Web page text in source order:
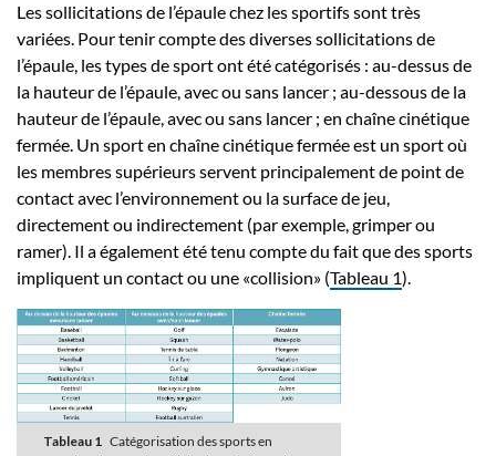
Les sollicitations de l’épaule chez les sportifs sont très
variées. Pour tenir compte des diverses sollicitations de
l’épaule, les types de sport ont été catégorisés : au-dessus de
la hauteur de l’épaule, avec ou sans lancer ; au-dessous de la
hauteur de l’épaule, avec ou sans lancer ; en chaîne cinétique
fermée. Un sport en chaîne cinétique fermée est un sport où
les membres supérieurs servent principalement de point de
contact avec l’environnement ou la surface de jeu,
directement ou indirectement (par exemple, grimper ou
ramer). Il a également été tenu compte du fait que des sports
impliquent un contact ou une «collision» (Tableau 1).
Tableau 1 Catégorisation des sports en